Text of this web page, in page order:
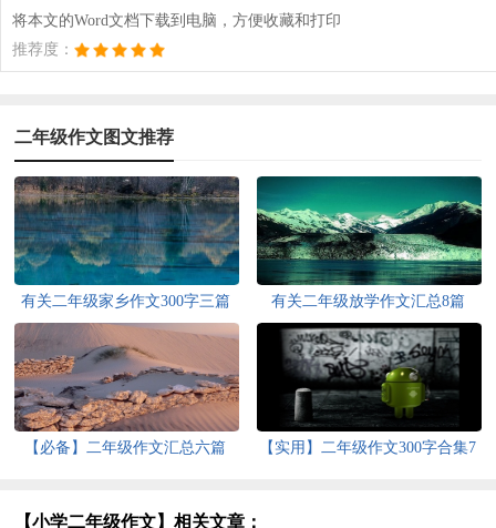
将本文的Word文档下载到电脑，方便收藏和打印
推荐度：
二年级作文图文推荐
有关二年级家乡作文300字三篇 有关二年级放学作文汇总8篇
【必备】二年级作文汇总六篇
【实用】二年级作文300字合集7
【小学二年级作文】相关文章：